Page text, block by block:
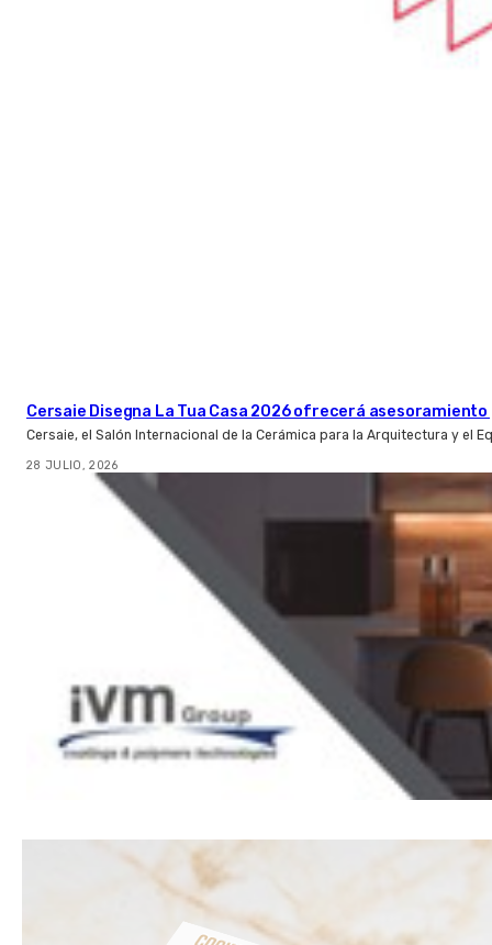
Cersaie Disegna La Tua Casa 2026 ofrecerá
Cersaie, el Salón Internacional de la Cerámica para la Arquitectura y el
28 JULIO, 2026